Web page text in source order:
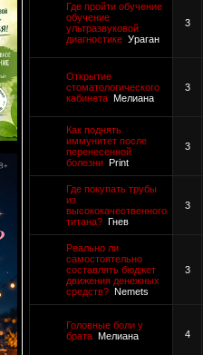
Где пройти обучение
обучение
ультразвуковой
диагностике Ураган
3
Открытие
стоматологического
кабинета Мелиана
3
Как поднять
иммунитет после
перенесенной
болезни
Print
3
Где покупать трубы
из
высококачественного
титана?
Гнев
3
Реально ли
самостоятельно
составлять бюджет
движения денежных
средств? Nemets
3
Головные боли у
брата Мелиана 4